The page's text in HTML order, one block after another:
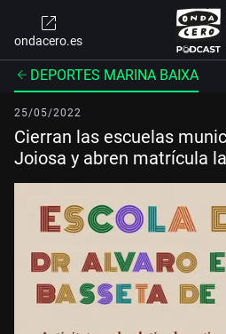
ondacero.es
DEPORTES MARINA BAIXA
25/05/2022
Cierran las escuelas
Joiosa y abren matrícula